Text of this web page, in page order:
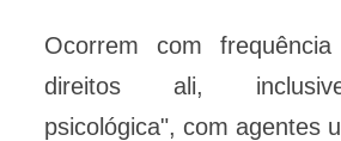
Ocorrem com
direitos ali,
psicológica", com agentes